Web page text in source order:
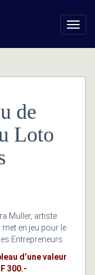
de
Loto
Muller, artiste
met en jeu pour le
Entrepreneurs
d’une valeur
300.-